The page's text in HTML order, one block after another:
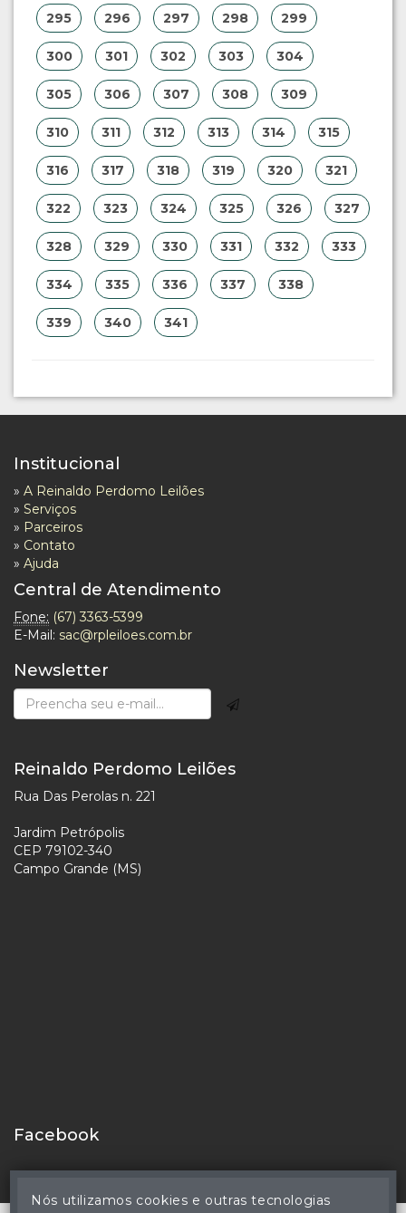
295 296 297 298 299
300 301 302 303 304
305 306 307 308 309
310 311 312 313 314 315
316 317 318 319 320 321
322 323 324 325 326 327
328 329 330 331 332 333
334 335 336 337 338
339 340 341
Institucional
» A Reinaldo Perdomo Leilões
» Serviços
» Parceiros
» Contato
» Ajuda
Central de Atendimento
Fone: (67) 3363-5399
E-Mail: sac@rpleiloes.com.br
Newsletter
Reinaldo Perdomo Leilões
Rua Das Perolas n. 221
Jardim Petrópolis
CEP 79102-340
Campo Grande (MS)
Facebook
Nós utilizamos cookies e outras tecnologias